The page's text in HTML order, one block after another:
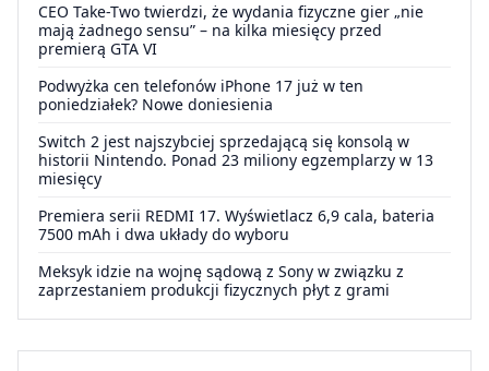
CEO Take-Two twierdzi, że wydania fizyczne gier „nie
mają żadnego sensu” – na kilka miesięcy przed
premierą GTA VI
Podwyżka cen telefonów iPhone 17 już w ten
poniedziałek? Nowe doniesienia
Switch 2 jest najszybciej sprzedającą się konsolą w
historii Nintendo. Ponad 23 miliony egzemplarzy w 13
miesięcy
Premiera serii REDMI 17. Wyświetlacz 6,9 cala, bateria
7500 mAh i dwa układy do wyboru
Meksyk idzie na wojnę sądową z Sony w związku z
zaprzestaniem produkcji fizycznych płyt z grami